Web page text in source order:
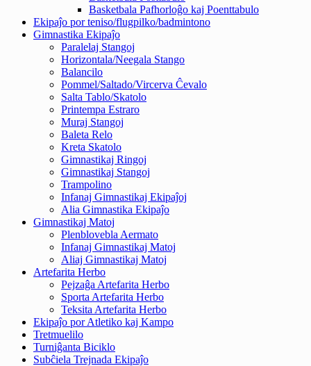
Basketbala Pafhorloĝo kaj Poenttabulo
Ekipaĵo por teniso/flugpilko/badmintono
Gimnastika Ekipaĵo
Paralelaj Stangoj
Horizontala/Neegala Stango
Balancilo
Pommel/Saltado/Vircerva Ĉevalo
Salta Tablo/Skatolo
Printempa Estraro
Muraj Stangoj
Baleta Relo
Kreta Skatolo
Gimnastikaj Ringoj
Gimnastikaj Stangoj
Trampolino
Infanaj Gimnastikaj Ekipaĵoj
Alia Gimnastika Ekipaĵo
Gimnastikaj Matoj
Plenblovebla Aermato
Infanaj Gimnastikaj Matoj
Aliaj Gimnastikaj Matoj
Artefarita Herbo
Pejzaĝa Artefarita Herbo
Sporta Artefarita Herbo
Teksita Artefarita Herbo
Ekipaĵo por Atletiko kaj Kampo
Tretmuelilo
Turniĝanta Biciklo
Subĉiela Trejnada Ekipaĵo